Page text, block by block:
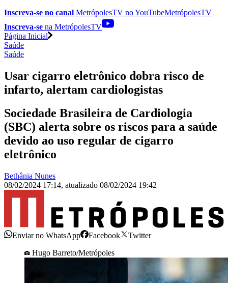
Inscreva-se no canal MetrópolesTV noYouTubeMetrópolesTV
Inscreva-se na MetrópolesTV
Página Inicial
Saúde
Saúde
Usar cigarro eletrônico dobra risco de
infarto, alertam cardiologistas
Sociedade Brasileira de Cardiologia
(SBC) alerta sobre os riscos para a saúde
devido ao uso regular de cigarro
eletrônico
Bethânia Nunes
08/02/2024 17:14, atualizado 08/02/2024 19:42
Enviar no WhatsApp Facebook
Twitter
Hugo Barreto/Metrópoles